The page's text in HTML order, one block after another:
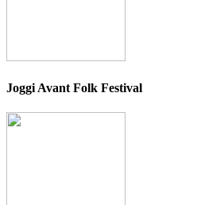
Joggi Avant Folk Festival